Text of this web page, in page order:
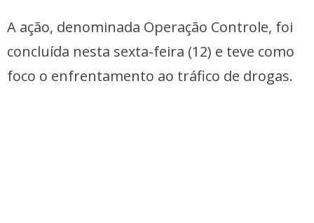
A ação, denominada Operação Controle, foi
concluída nesta sexta-feira (12) e teve como
foco o enfrentamento ao tráfico de drogas.